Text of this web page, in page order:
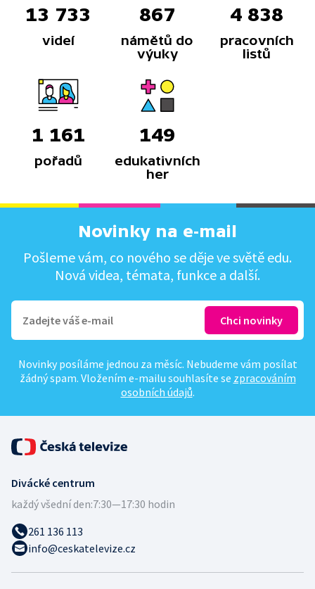
13 733
videí
867
námětů do
výuky
4 838
pracovních
listů
1 161
pořadů
149
edukativních
her
Novinky na e-mail
Pošleme vám, co nového se děje ve světě edu.
Nová videa, témata, funkce a další.
Novinky posíláme jednou za měsíc. Nebudeme vám posílat
žádný spam. Vložením e-mailu souhlasíte se zpracováním
osobních údajů.